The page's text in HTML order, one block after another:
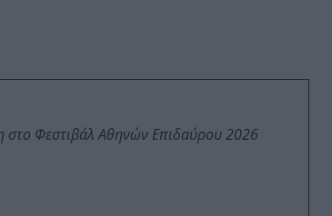
στο Φεστιβάλ Αθηνών Επιδαύρου 2026